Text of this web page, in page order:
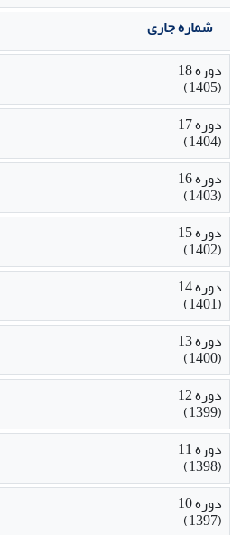
شماره جاری
دوره 18
(1405)
دوره 17
(1404)
دوره 16
(1403)
دوره 15
(1402)
دوره 14
(1401)
دوره 13
(1400)
دوره 12
(1399)
دوره 11
(1398)
دوره 10
(1397)